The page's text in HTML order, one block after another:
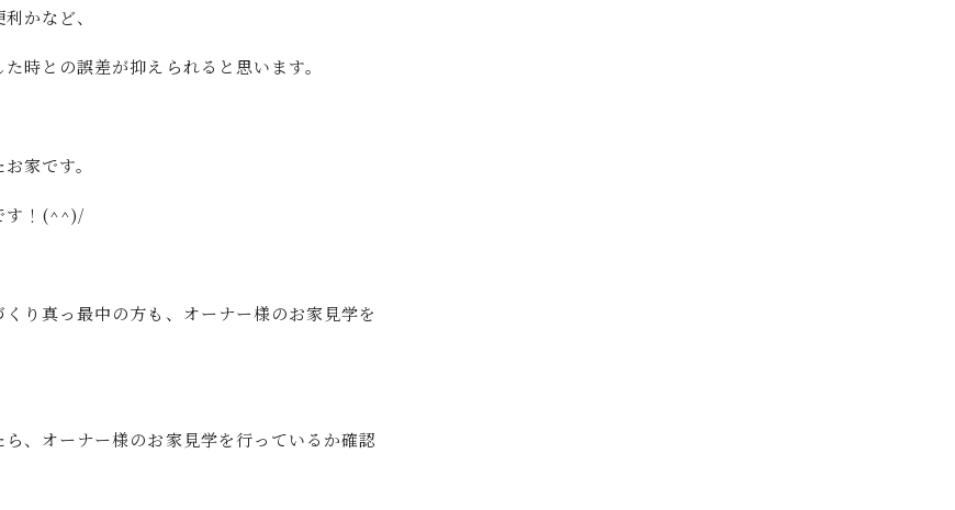
かなど、
時との誤差が抑えられると思います。
家です。
す！(^^)/
り真っ最中の方も、オーナー様のお家見学を
、オーナー様のお家見学を行っているか確認